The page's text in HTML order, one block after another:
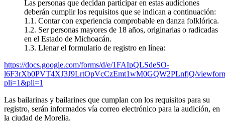
Las personas que decidan participar en estas audiciones
deberán cumplir los requisitos que se indican a continuación:
1.1. Contar con experiencia comprobable en danza folklórica.
1.2. Ser personas mayores de 18 años, originarias o radicadas
en el Estado de Michoacán.
1.3. Llenar el formulario de registro en línea:
https://docs.google.com/forms/d/e/1FAIpQLSdeSO-
l6F3rXb0PVT4XJ3J9LrtOpVcCzEmt1wM0GQW2PLnfjQ/
pli=1&pli=1
Las bailarinas y bailarines que cumplan con los requisitos para su
registro, serán informados vía correo electrónico para la audición, en
la ciudad de Morelia.